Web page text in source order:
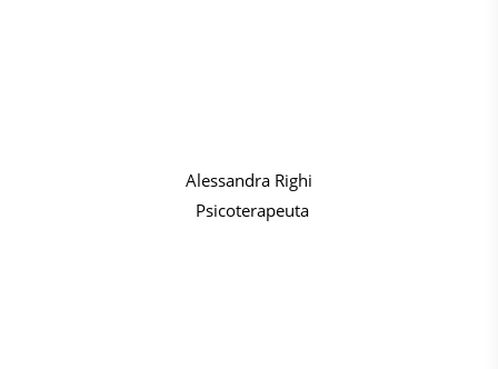
Alessandra Righi
Psicoterapeuta